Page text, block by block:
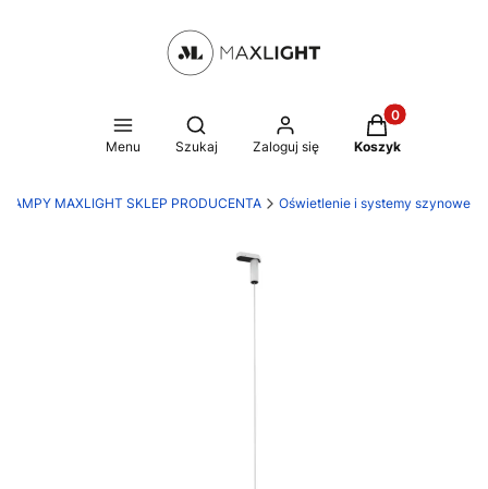
Menu
Otwórz wyszukiwarkę
Szukaj Zaloguj się
Produkty w
Koszyk
LAMPY MAXLIGHT SKLEP PRODUCENTA Oświetlenie i systemy szynowe